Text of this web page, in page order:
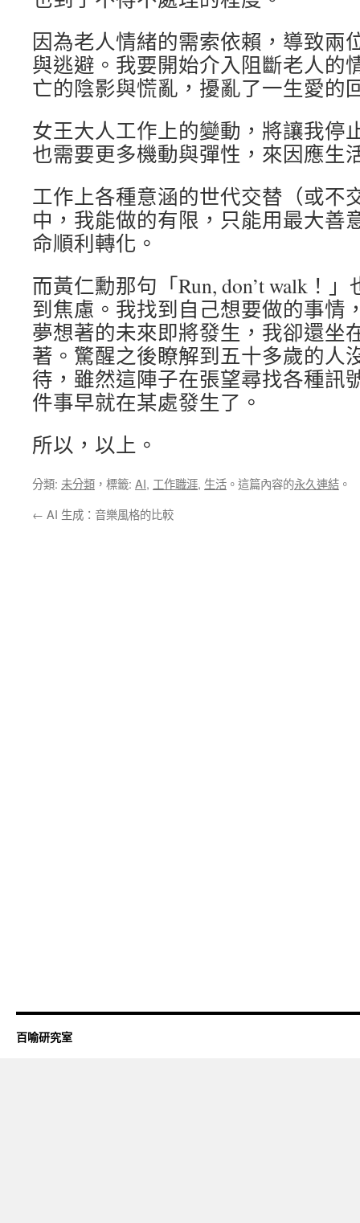
因為老人情緒的需索依賴，導致兩
與逃避。我要開始介入阻斷老人的
亡的陰影與慌亂，擾亂了一生愛的
女王大人工作上的變動，將讓我停
也需要更多機動與彈性，來因應生
工作上各種意涵的世代交替（或不
中，我能做的有限，只能用最大善
命順利轉化。
而黃仁勳那句「Run, don’t walk！
到焦慮。我找到自己想要做的事情
夢想著的未來即將發生，我卻還坐
著。驚醒之後瞭解到五十多歲的人
待，雖然這陣子在張望尋找各種訊
件事早就在某處發生了。
所以，以上。
分類: 未分類 ，標籤: AI, 工作職涯, 生活 。這篇內容的永久連結 。
← AI 生成：音樂風格的比較
百喻研究室